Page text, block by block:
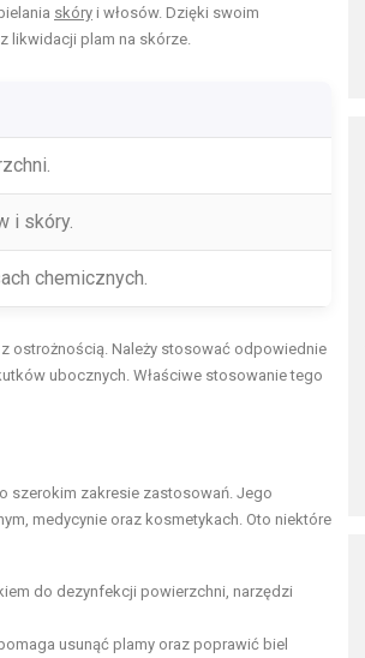
skóry i włosów. Dzięki swoim
likwidacji plam na skórze.
i skóry.
chemicznych.
z ostrożnością. Należy stosować odpowiednie
ubocznych. Właściwe stosowanie tego
szerokim zakresie zastosowań. Jego
medycynie oraz kosmetykach. Oto niektóre
do dezynfekcji powierzchni, narzędzi
usunąć plamy oraz poprawić biel